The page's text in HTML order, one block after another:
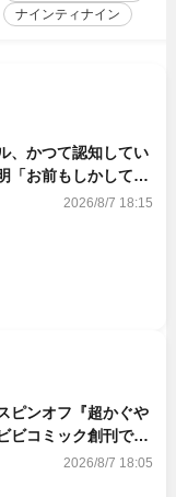
ナインティナイン
、かつて認知してい
「お前もしかしてあ
2026/8/7 18:15
ピンオフ『超かぐや
コミック創刊で31
2026/8/7 18:05